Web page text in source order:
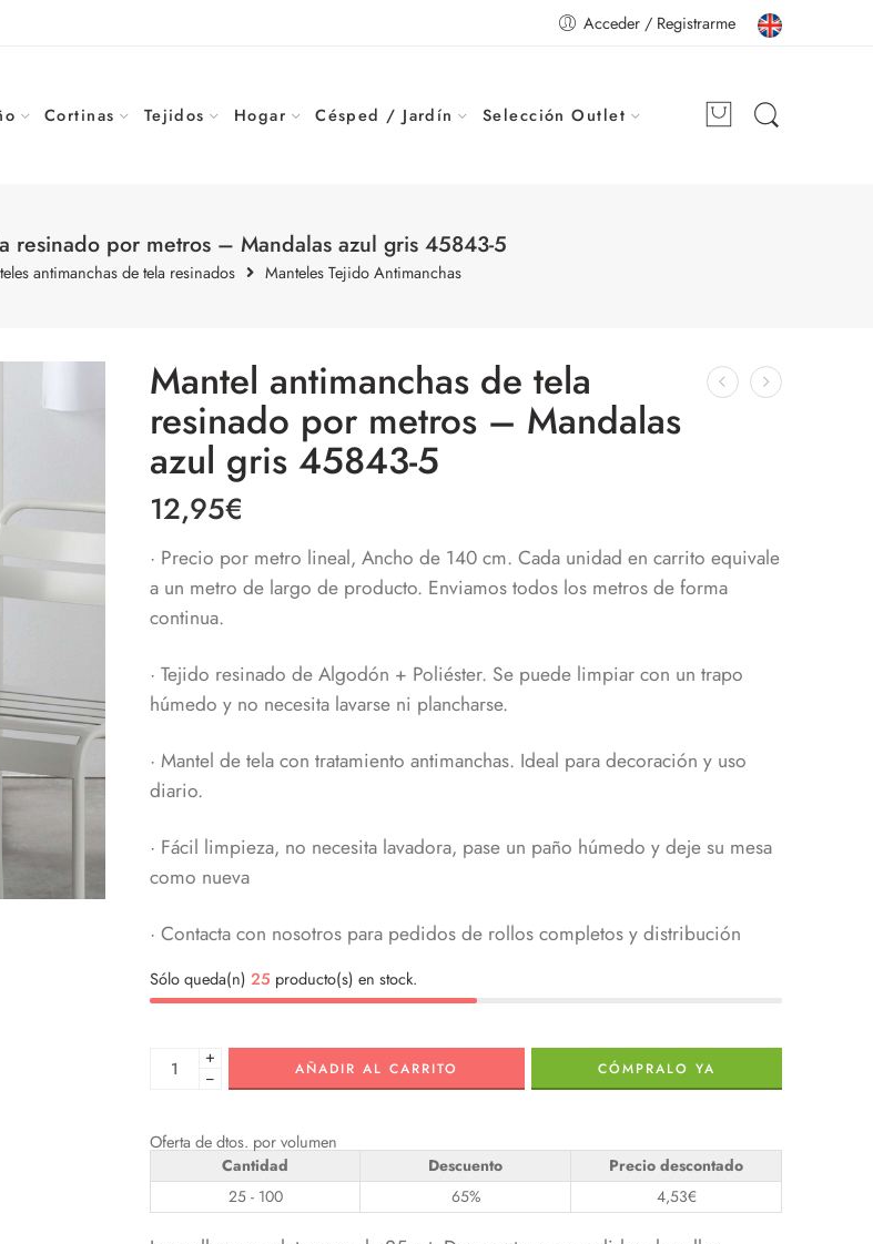
Acceder / Registrarme
Cortinas Tejidos Hogar Césped / Jardín Selección Outlet
resinado por metros – Mandalas azul gris 45843-5
antimanchas de tela resinados Manteles Tejido Antimanchas
Mantel antimanchas de tela
resinado por metros – Mandalas
azul gris 45843-5
12,95€
· Precio por metro lineal, Ancho de 140 cm. Cada unidad en carrito equivale
a un metro de largo de producto. Enviamos todos los metros de forma
continua.
· Tejido resinado de Algodón + Poliéster. Se puede limpiar con un trapo
húmedo y no necesita lavarse ni plancharse.
· Mantel de tela con tratamiento antimanchas. Ideal para decoración y uso
diario.
· Fácil limpieza, no necesita lavadora, pase un paño húmedo y deje su mesa
como nueva
· Contacta con nosotros para pedidos de rollos completos y distribución
Sólo queda(n) 25 producto(s) en stock.
+
−
AÑADIR AL CARRITO CÓMPRALO YA
Oferta de dtos. por volumen
Cantidad Descuento
Precio descontado
25 - 100
65% 4,53€